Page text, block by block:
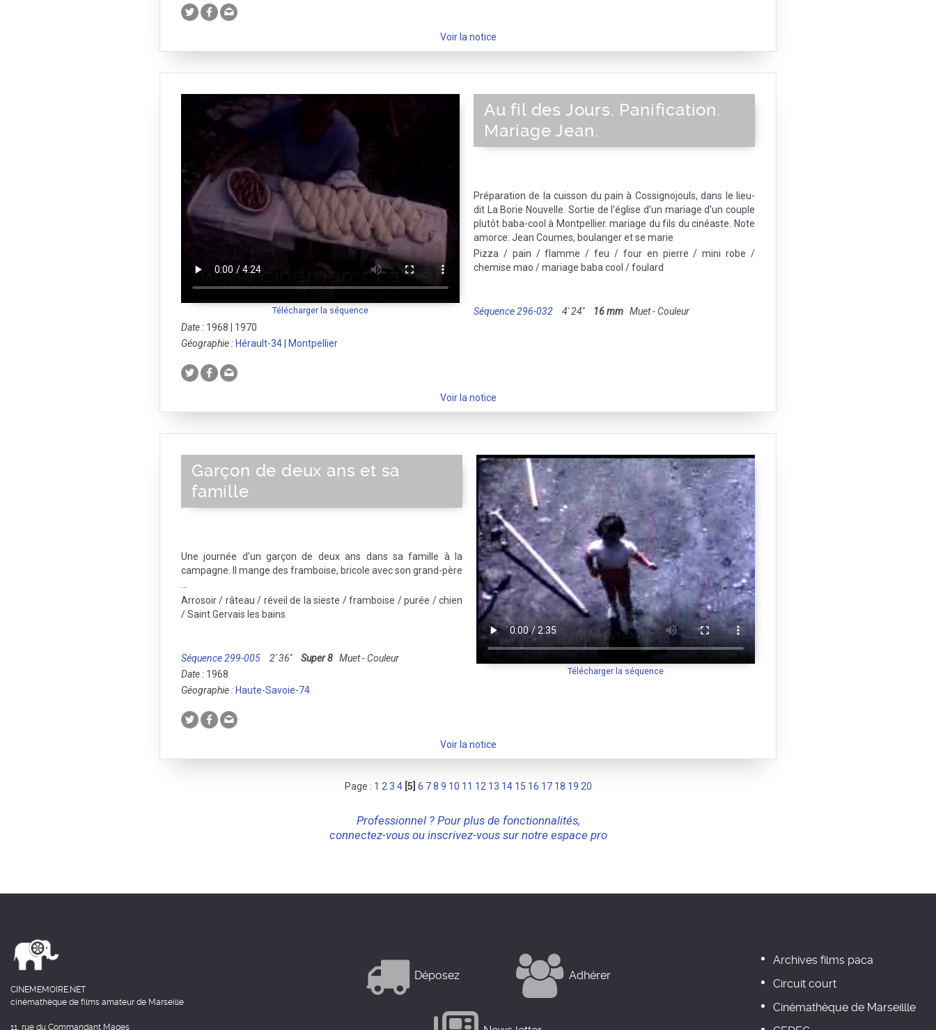
Voir la notice
Télécharger la séquence
Au fil des Jours. Panification.
Mariage Jean.
Préparation de la cuisson du pain à Cossignojouls, dans le lieu-
dit La Borie Nouvelle. Sortie de l'église d'un mariage d'un couple
plutôt baba-cool à Montpellier. mariage du fils du cinéaste. Note
amorce: Jean Coumes, boulanger et se marie
Pizza / pain / flamme / feu / four en pierre / mini robe /
chemise mao / mariage baba cool / foulard
Séquence 296-032 4' 24'' 16 mm Muet - Couleur
Date : 1968 | 1970
Géographie : Hérault-34 Montpellier
Voir la notice
Télécharger la séquence
Garçon de deux ans et sa
famille
Une journée d'un garçon de deux ans dans sa famille à la
campagne. Il mange des framboise, bricole avec son grand-père
Arrosoir / râteau / réveil de la sieste / framboise / purée / chien
/ Saint Gervais les bains
Séquence 299-005 2' 36'' Super 8 Muet - Couleur
Date : 1968
Géographie : Haute-Savoie-74
Voir la notice
Page : 1 2 3 4 [5] 6 7 8 9 10 11 12 13 14 15 16 17 18 19 20
Professionnel ? Pour plus de fonctionnalités,
connectez-vous ou inscrivez-vous sur notre espace pro
CINEMEMOIRE.NET
cinémathèque de films amateur de Marseille
11, rue du Commandant Mages
Déposez Adhérer
Archives films paca
Circuit court
Cinémathèque de Marseillle